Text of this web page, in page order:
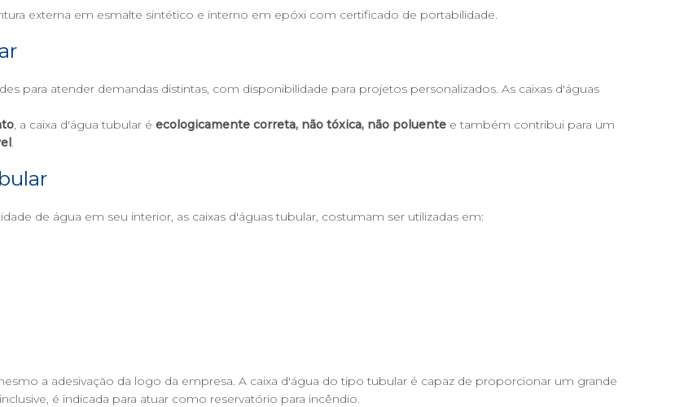
externa em esmalte sintético e interno em epóxi com certificado de portabilidade.
para atender demandas distintas, com disponibilidade para projetos personalizados. As caixas d'águas
, a caixa d'água tubular é ecologicamente correta, não tóxica, não poluente e também contribui para um
.
de água em seu interior, as caixas d'águas tubular, costumam ser utilizadas em:
a adesivação da logo da empresa. A caixa d'água do tipo tubular é capaz de proporcionar um grande
é indicada para atuar como reservatório para incêndio.